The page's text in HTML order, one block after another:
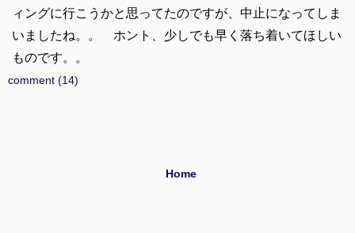
ィングに行こうかと思ってたのですが、中止になってしま
いましたね。。 ホント、少しでも早く落ち着いてほしい
ものです。。
comment (14)
Home